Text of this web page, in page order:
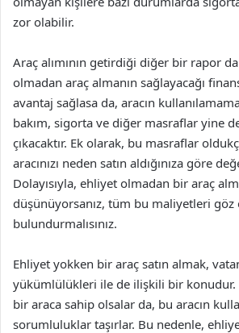
zor olabilir.
Araç alımının getirdiği diğer bir rapor
olmadan araç almanın sağlayacağı
avantaj sağlasa da, aracın
bakım, sigorta ve diğer masraflar yine de
çıkacaktır. Ek olarak, bu masraflar
aracınızı neden satın aldığınıza göre
Dolayısıyla, ehliyet olmadan bir araç
düşünüyorsanız, tüm bu maliyetleri göz
bulundurmalısınız.
Ehliyet yokken bir araç satın almak,
yükümlülükleri ile de ilişkili bir konudur.
bir araca sahip olsalar da, bu aracın
sorumluluklar taşırlar. Bu nedenle,